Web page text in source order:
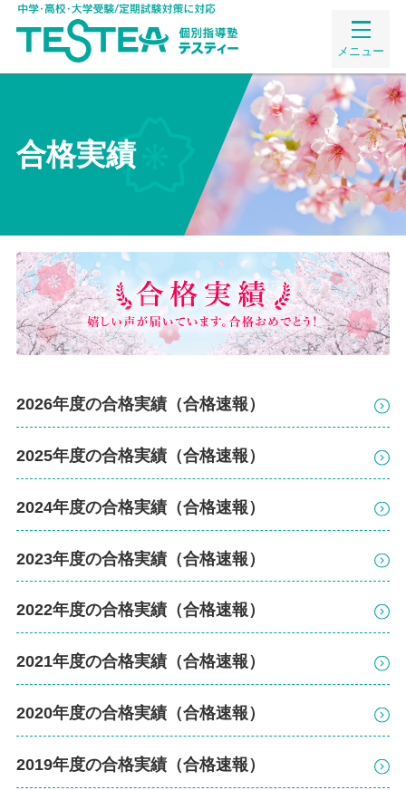
メニュー
合格実績
2026年度の合格実績（合格速報）
2025年度の合格実績（合格速報）
2024年度の合格実績（合格速報）
2023年度の合格実績（合格速報）
2022年度の合格実績（合格速報）
2021年度の合格実績（合格速報）
2020年度の合格実績（合格速報）
2019年度の合格実績（合格速報）